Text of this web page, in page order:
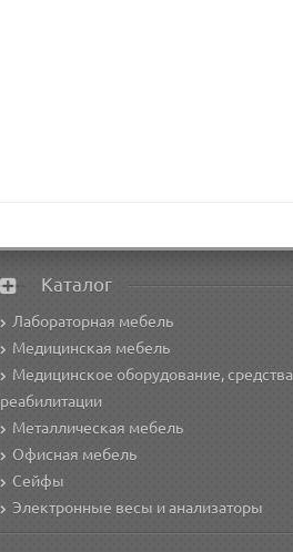
Каталог
Лабораторная мебель
Медицинская мебель
Медицинское оборудование, средства
реабилитации
Металлическая мебель
Офисная мебель
Сейфы
Электронные весы и анализаторы